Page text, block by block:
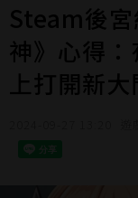
Steam後
神》心得
上打開新大